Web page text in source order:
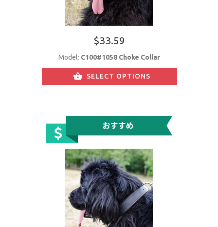
$33.59
Model: C100#1058 Choke Collar
SELECT OPTIONS